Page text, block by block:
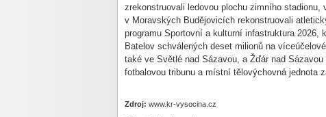
zrekonstruovali ledovou plochu zimního
v Moravských Budějovicích rekonstruovali
programu Sportovní a kulturní infastruktura 2026,
Batelov schválených deset milionů na
také ve Světlé nad Sázavou, a Žďár nad
fotbalovou tribunu a místní tělovýchovná jednota
Zdroj: www.kr-vysocina.cz